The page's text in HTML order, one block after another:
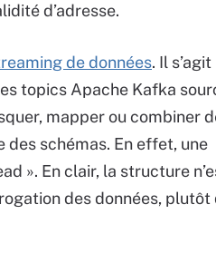
d’adresse.
de données. Il s’agit
topics Apache Kafka
mapper ou combiner
des schémas. En effet, une
». En clair, la structure
des données, plutôt